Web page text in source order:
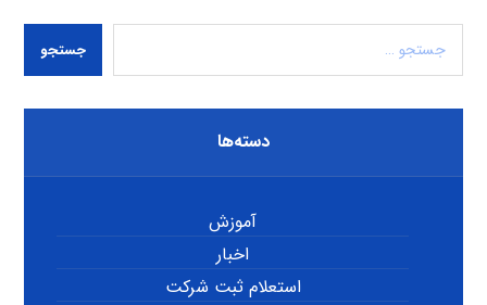
جستجو
دسته‌ها
آموزش
اخبار
استعلام ثبت شرکت